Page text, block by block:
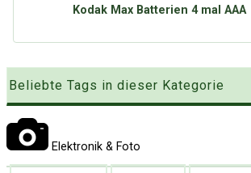
Kodak Max Batterien 4 mal AAA
Beliebte Tags in dieser Kategorie
Elektronik & Foto